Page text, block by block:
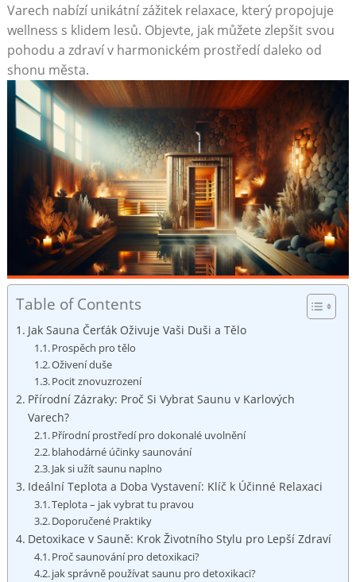
Varech ‍nabízí unikátní zážitek relaxace, ⁣který propojuje
wellness s klidem lesů. Objevte, jak můžete ⁢zlepšit svou
pohodu a zdraví⁣ v harmonickém prostředí daleko⁣ od
shonu⁤ města.
Table of Contents
Jak Sauna⁣ Čerťák Oživuje Vaši⁣ Duši a Tělo
Prospěch pro tělo
Oživení‌ duše
Pocit znovuzrození
Přírodní Zázraky: Proč Si Vybrat ⁤Saunu v Karlových‍
Varech?
Přírodní prostředí pro dokonalé uvolnění
blahodárné účinky​ saunování
Jak si užít ‍saunu naplno
Ideální Teplota a Doba Vystavení: Klíč k Účinné Relaxaci
Teplota – ⁤jak vybrat tu pravou
Doporučené Praktiky
Detoxikace v Sauně: Krok⁢ Životního Stylu pro Lepší Zdraví
Proč​ saunování pro detoxikaci?
jak správně používat saunu pro detoxikaci?